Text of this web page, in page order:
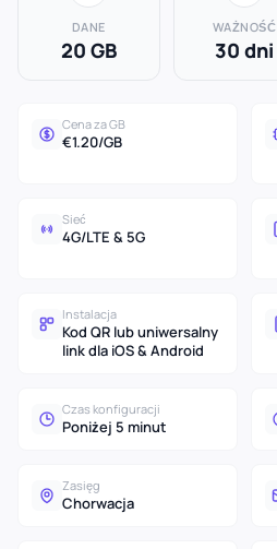
DANE
20 GB
WAŻNOŚĆ
30 dni
Cena za GB
€1.20/GB
Sieć
4G/LTE & 5G
Instalacja
Kod QR lub uniwersalny
link dla iOS & Android
Czas konfiguracji
Poniżej 5 minut
Zasięg
Chorwacja